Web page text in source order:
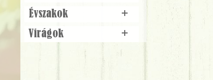
Évszakok
+
Virágok
+